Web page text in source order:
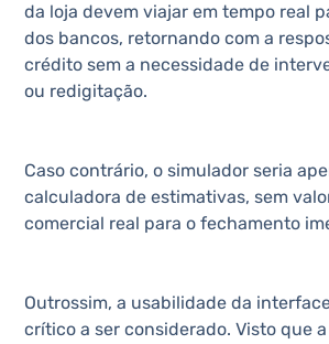
da loja devem viajar em tempo real
dos bancos, retornando com a
crédito sem a necessidade de
ou redigitação.
Caso contrário, o simulador seria
calculadora de estimativas, sem
comercial real para o fechamento
Outrossim, a usabilidade da
crítico a ser considerado. Visto que